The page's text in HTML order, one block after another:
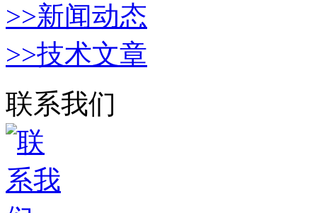
>>新闻动态
>>技术文章
联系我们